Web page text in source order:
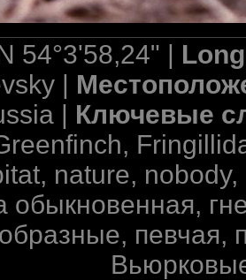
54°3'58,24" |
|
| Ключевые
nature,
обыкновенная,
певчая,